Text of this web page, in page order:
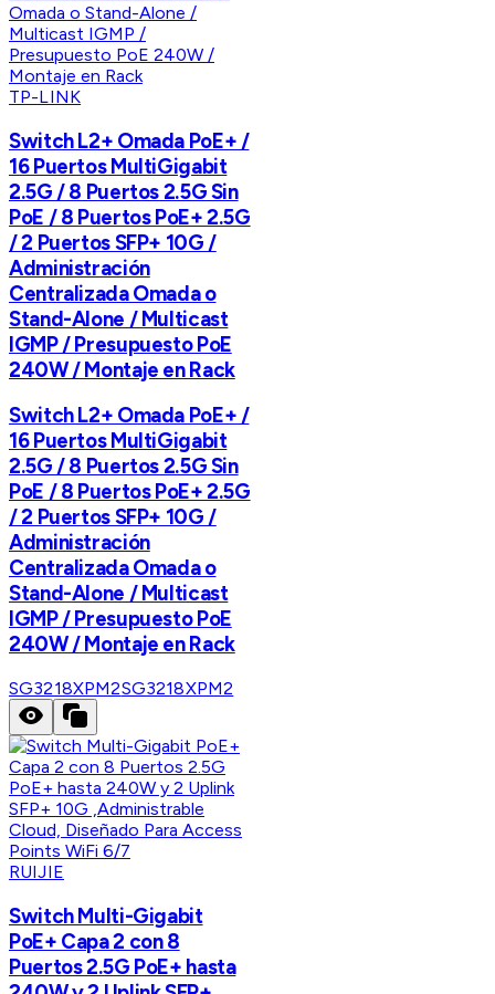
TP-LINK
Switch L2+ Omada PoE+ /
16 Puertos MultiGigabit
2.5G / 8 Puertos 2.5G Sin
PoE / 8 Puertos PoE+ 2.5G
/ 2 Puertos SFP+ 10G /
Administración
Centralizada Omada o
Stand-Alone / Multicast
IGMP / Presupuesto PoE
240W / Montaje en Rack
Switch L2+ Omada PoE+ /
16 Puertos MultiGigabit
2.5G / 8 Puertos 2.5G Sin
PoE / 8 Puertos PoE+ 2.5G
/ 2 Puertos SFP+ 10G /
Administración
Centralizada Omada o
Stand-Alone / Multicast
IGMP / Presupuesto PoE
240W / Montaje en Rack
SG3218XPM2SG3218XPM2
RUIJIE
Switch Multi-Gigabit
PoE+ Capa 2 con 8
Puertos 2.5G PoE+ hasta